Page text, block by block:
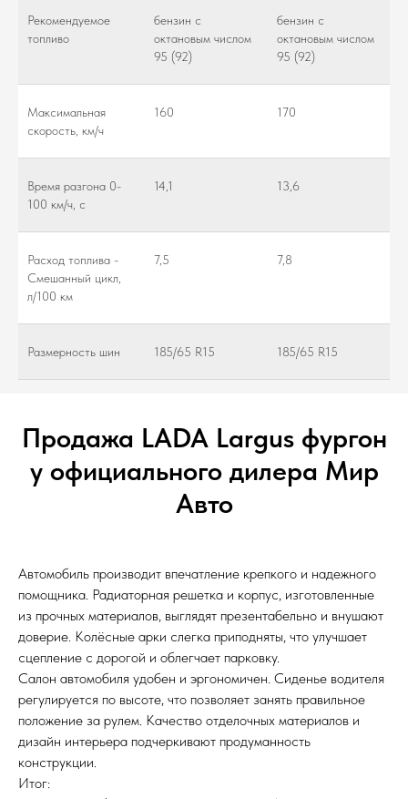
Рекомендуемое
топливо
бензин c
октановым числом
95 (92)
бензин c
октановым числом
95 (92)
Максимальная
скорость, км/ч
160 170
Время разгона 0-
100 км/ч, с
14,1 13,6
Расход топлива -
Смешанный цикл,
л/100 км
7,5 7,8
Размерность шин 185/65 R15 185/65 R15
Продажа LADA Largus фургон
у официального дилера Мир
Авто
Автомобиль производит впечатление крепкого и надежного
помощника. Радиаторная решетка и корпус, изготовленные
из прочных материалов, выглядят презентабельно и внушают
доверие. Колёсные арки слегка приподняты, что улучшает
сцепление с дорогой и облегчает парковку.
Салон автомобиля удобен и эргономичен. Сиденье водителя
регулируется по высоте, что позволяет занять правильное
положение за рулем. Качество отделочных материалов и
дизайн интерьера подчеркивают продуманность
конструкции.
Итог: